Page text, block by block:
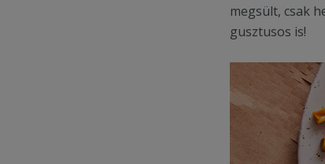
megsült, csak
gusztusos is!